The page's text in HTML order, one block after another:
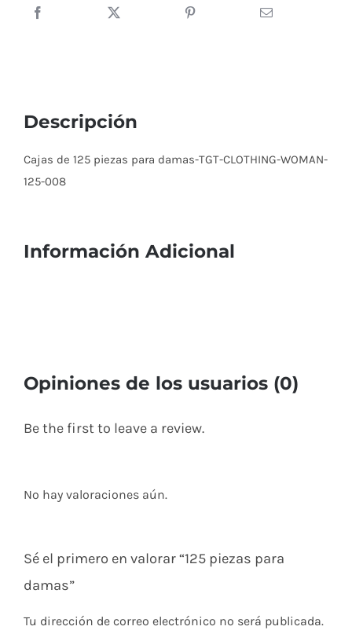
Descripción
Cajas de 125 piezas para damas-TGT-CLOTHING-WOMAN-
125-008
Información Adicional
Opiniones de los usuarios (0)
Be the first to leave a review.
No hay valoraciones aún.
Sé el primero en valorar “125 piezas para
damas”
Tu dirección de correo electrónico no será publicada.